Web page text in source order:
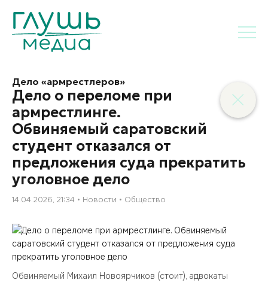
Дело «армрестлеров»
Дело о переломе при
армрестлинге.
Обвиняемый саратовский
студент отказался от
предложения суда прекратить
уголовное дело
14.04.2026, 21:34 Новости Общество
Обвиняемый Михаил Новоярчиков (стоит), адвокаты